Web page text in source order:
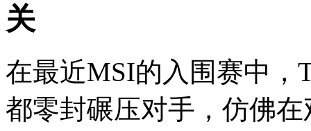
关
在最近MSI的入围赛中，
都零封碾压对手，仿佛